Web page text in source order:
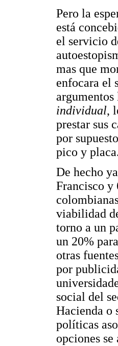
Pero la
está
el servicio
mas que
enfocara el
individual,
prestar sus
por
pico y
De hecho
Francisco y
viabilidad
torno a un
un 20%
otras
por
social del
Hacienda o
políticas
opciones